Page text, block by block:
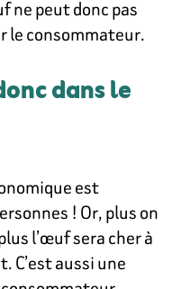
ne peut donc pas
le consommateur.
dans le
est
! Or, plus on
l’œuf sera cher à
C’est aussi une